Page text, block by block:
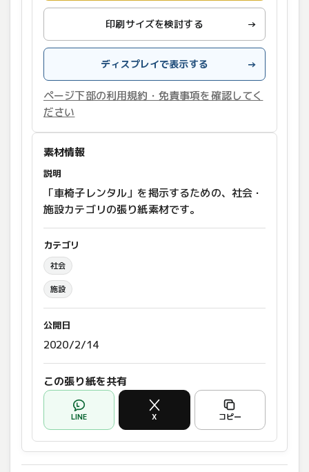
印刷サイズを検討する →
ディスプレイで表示する →
ページ下部の利用規約・免責事項を確認してく
ださい
素材情報
説明
「車椅子レンタル」を掲示するための、社会・
施設カテゴリの張り紙素材です。
カテゴリ
社会
施設
公開日
2020/2/14
この張り紙を共有
LINE X コピー